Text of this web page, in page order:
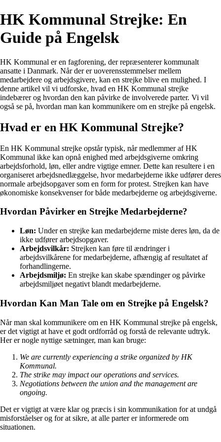
HK Kommunal Strejke: En
Guide på Engelsk
HK Kommunal er en fagforening, der repræsenterer kommunalt
ansatte i Danmark. Når der er uoverensstemmelser mellem
medarbejdere og arbejdsgivere, kan en strejke blive en mulighed. I
denne artikel vil vi udforske, hvad en HK Kommunal strejke
indebærer og hvordan den kan påvirke de involverede parter. Vi vil
også se på, hvordan man kan kommunikere om en strejke på engelsk.
Hvad er en HK Kommunal Strejke?
En HK Kommunal strejke opstår typisk, når medlemmer af HK
Kommunal ikke kan opnå enighed med arbejdsgiverne omkring
arbejdsforhold, løn, eller andre vigtige emner. Dette kan resultere i en
organiseret arbejdsnedlæggelse, hvor medarbejderne ikke udfører deres
normale arbejdsopgaver som en form for protest. Strejken kan have
økonomiske konsekvenser for både medarbejderne og arbejdsgiverne.
Hvordan Påvirker en Strejke Medarbejderne?
Løn: Under en strejke kan medarbejderne miste deres løn, da de
ikke udfører arbejdsopgaver.
Arbejdsvilkår: Strejken kan føre til ændringer i
arbejdsvilkårene for medarbejderne, afhængig af resultatet af
forhandlingerne.
Arbejdsmiljø: En strejke kan skabe spændinger og påvirke
arbejdsmiljøet negativt blandt medarbejderne.
Hvordan Kan Man Tale om en Strejke på Engelsk?
Når man skal kommunikere om en HK Kommunal strejke på engelsk,
er det vigtigt at have et godt ordforråd og forstå de relevante udtryk.
Her er nogle nyttige sætninger, man kan bruge:
We are currently experiencing a strike organized by HK
Kommunal.
The strike may impact our operations and services.
Negotiations between the union and the management are
ongoing.
Det er vigtigt at være klar og præcis i sin kommunikation for at undgå
misforståelser og for at sikre, at alle parter er informerede om
situationen.